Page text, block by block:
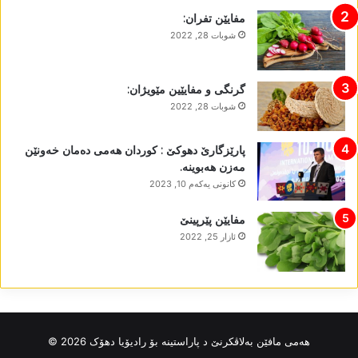
مفایێن تفران:
شوبات 28, 2022
گرنگی و مفایێین مێویژان:
شوبات 28, 2022
پارێزگارێ دھوکێ : کوردان ھەمی دەمان خەونێن
مەزن ھەبوینە.
كانونی یه‌كه‌م 10, 2023
مفایێن پێرپینێ
ئازار 25, 2022
ھەمی مافێن بەلاڤکرنێ د پاراستینە بۆ رادیۆیا دھۆک 2026 ©